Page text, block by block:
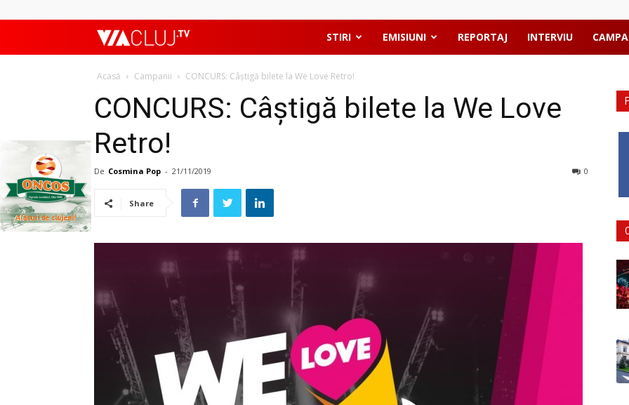
ViaClujTV STIRI EMISIUNI REPORTAJ INTERVIU
Acasă Campanii CONCURS: Câștigă bilete la We Love Retro!
CONCURS: Câștigă bilete la We Love
Retro!
De Cosmina Pop - 21/11/2019 0
Share